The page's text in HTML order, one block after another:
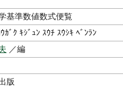
基準数値数式便覧
ｶﾞｸ ｷｼﾞｭﾝ ｽｳﾁ ｽｳｼｷ ﾍﾞﾝﾗﾝ
／編
版